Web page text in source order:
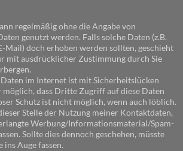
regelmäßig ohne die Angabe von
genutzt werden. Falls solche Daten (z.B.
Mail) doch erhoben werden sollten, geschieht
mit ausdrücklicher Zustimmung durch Sie
im Internet ist mit Sicherheitslücken
möglich, dass Dritte Zugriff auf diese Daten
Schutz ist nicht möglich, wenn auch löblich.
Stelle der Nutzung meiner Kontaktdaten,
Werbung/Informationsmaterial/Spam-
Sollte dies dennoch geschehen, müsste
Auge fassen.